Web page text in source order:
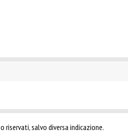
salvo diversa indicazione.